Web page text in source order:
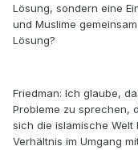
Lösung, sondern eine
und Muslime
Lösung?
Friedman: Ich glaube,
Probleme zu sprechen,
sich die islamische
Verhältnis im Umgang